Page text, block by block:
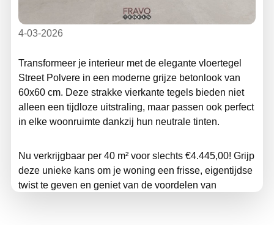
4-03-2026
Transformeer je interieur met de elegante vloertegel
Street Polvere in een moderne grijze betonlook van
60x60 cm. Deze strakke vierkante tegels bieden niet
alleen een tijdloze uitstraling, maar passen ook perfect
in elke woonruimte dankzij hun neutrale tinten.
Nu verkrijgbaar per 40 m² voor slechts €4.445,00! Grijp
deze unieke kans om je woning een frisse, eigentijdse
twist te geven en geniet van de voordelen van